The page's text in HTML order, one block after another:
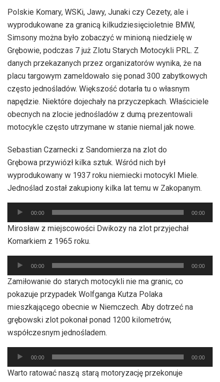
Polskie Komary, WSKi, Jawy, Junaki czy Cezety, ale i
wyprodukowane za granicą kilkudziesięcioletnie BMW,
Simsony można było zobaczyć w minioną niedzielę w
Grębowie, podczas 7 już Zlotu Starych Motocykli PRL. Z
danych przekazanych przez organizatorów wynika, że na
placu targowym zameldowało się ponad 300 zabytkowych
często jednośladów. Większość dotarła tu o własnym
napędzie. Niektóre dojechały na przyczepkach. Właściciele
obecnych na zlocie jednośladów z dumą prezentowali
motocykle często utrzymane w stanie niemal jak nowe.
Sebastian Czarnecki z Sandomierza na zlot do
Grębowa przywiózł kilka sztuk. Wśród nich był
wyprodukowany w 1937 roku niemiecki motocykl Miele.
Jednoślad został zakupiony kilka lat temu w Zakopanym.
Odtwarzacz
plików
dźwiękowych
00:00 00:00
Mirosław z miejscowości Dwikozy na zlot przyjechał
Komarkiem z 1965 roku.
Odtwarzacz
plików
dźwiękowych
00:00 00:00
Zamiłowanie do starych motocykli nie ma granic, co
pokazuje przypadek Wolfganga Kutza Polaka
mieszkającego obecnie w Niemczech. Aby dotrzeć na
grębowski zlot pokonał ponad 1200 kilometrów,
współczesnym jednośladem.
Odtwarzacz
plików
dźwiękowych
00:00 00:00
Warto ratować naszą starą motoryzację przekonuje